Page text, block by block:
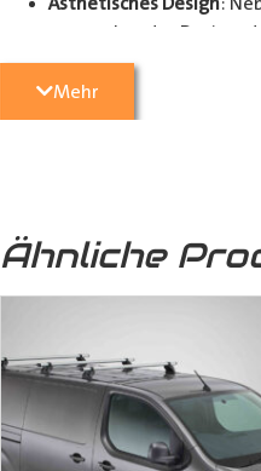
ansprechendes Design,
· Kunststoff der
· Metall mit Ablagefach
Mehr
Ähnliche